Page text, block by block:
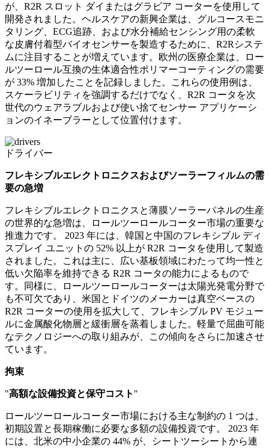
が、R2R スロット ダイまたはグラビア コーターを使用して
開発されました。ヘルスケアの新興企業は、グルコースモニ
タリング、ECG追跡、および水分補給センシング用の柔軟
な皮膚付着型バイオセンサーを製造するために、R2Rシステ
ムに注目することが増えています。欧州の医療企業は、ロー
ルツーロール互換の生体適合性ポリマーコーティングの需要
が 33% 増加したことを記録しました。これらの使用例は、
スケーラビリティを強調するだけでなく、R2R コータを次
世代のウェアラブルおよび使い捨てセンサー アプリケーシ
ョンのイネーブラーとして位置付けます。
ドライバー
フレキシブルエレクトロニクスおよびソーラーフィルムの需
要の急増
フレキシブルエレクトロニクスと薄膜ソーラーパネルの生産
の世界的な急増は、ロールツーロールコーター市場の重要な
推進力です。 2023 年には、韓国と中国のフレキシブル ディ
スプレイ ユニットの 52% 以上が R2R コータを使用して製造
されました。これは主に、広い基板領域にわたって均一性と
低い欠陥率を維持できる R2R コータの能力によるもので
す。同様に、ロールツーロールコーターは太陽光発電分野で
も不可欠であり、米国とドイツのメーカーは真空ベースの
R2R コーターの使用を拡大して、フレキシブル PV モジュー
ルに金属酸化物層と緩衝層を蒸着しました。軽量で屈曲可能
なテクノロジーへの取り組みが、この傾向をさらに加速させ
ています。
拘束
"高額な設備投資と保守コスト "
ロールツーロールコーター市場における主な制約の 1 つは、
初期設置と長期稼働に必要な多額の設備投資です。 2023 年
には、北米の中小企業の 44% が、シートツーシートから連